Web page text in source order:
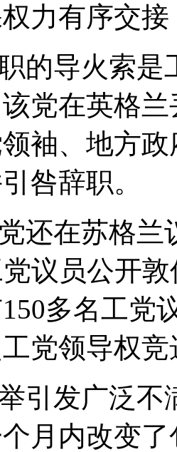
力有序交
的导火索是
党在英格
袖、地方
咎辞职。
还在苏格
议员公开
多名工党
党领导权
引发广泛不
月内改变